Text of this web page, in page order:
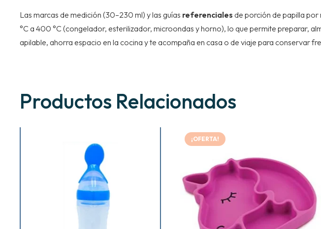
Las marcas de medición (30–230 ml) y las guías referenciales de porción de papilla por
°C a 400 °C (congelador, esterilizador, microondas y horno), lo que permite preparar,
apilable, ahorra espacio en la cocina y te acompaña en casa o de viaje para conservar
Productos Relacionados
¡OFERTA!